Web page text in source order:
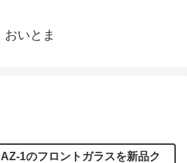
おいとま
AZ-1のフロントガラスを新品ク